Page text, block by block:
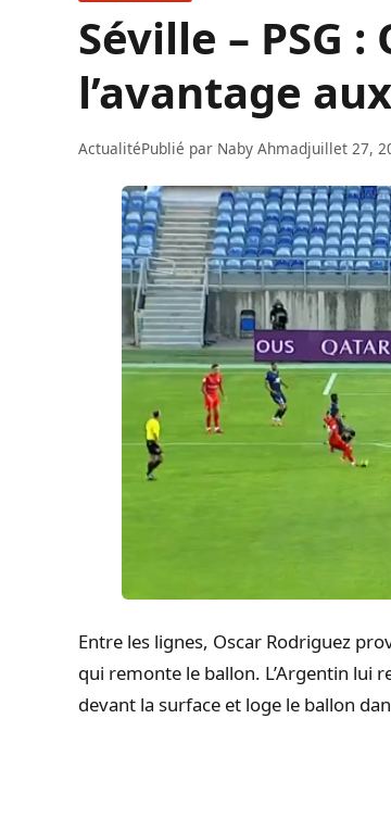
Séville – PSG
l’avantage
ActualitéPublié par Naby Ahmadjuillet 27,
Entre les lignes, Oscar Rodriguez
qui remonte le ballon. L’Argentin lui
devant la surface et loge le ballon